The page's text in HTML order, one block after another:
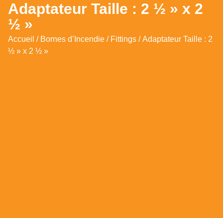
Adaptateur Taille : 2 ½ » x 2
½ »
Accueil / Bornes d’Incendie / Fittings / Adaptateur Taille : 2
½ » x 2 ½ »